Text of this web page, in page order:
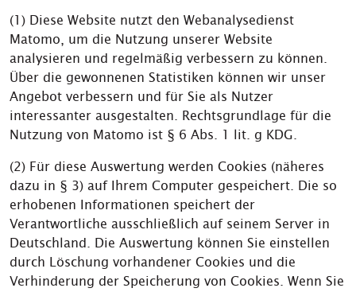
(1) Diese Website nutzt den Webanalysedienst
Matomo, um die Nutzung unserer Website
analysieren und regelmäßig verbessern zu können.
Über die gewonnenen Statistiken können wir unser
Angebot verbessern und für Sie als Nutzer
interessanter ausgestalten. Rechtsgrundlage für die
Nutzung von Matomo ist § 6 Abs. 1 lit. g KDG.
(2) Für diese Auswertung werden Cookies (näheres
dazu in § 3) auf Ihrem Computer gespeichert. Die so
erhobenen Informationen speichert der
Verantwortliche ausschließlich auf seinem Server in
Deutschland. Die Auswertung können Sie einstellen
durch Löschung vorhandener Cookies und die
Verhinderung der Speicherung von Cookies. Wenn Sie